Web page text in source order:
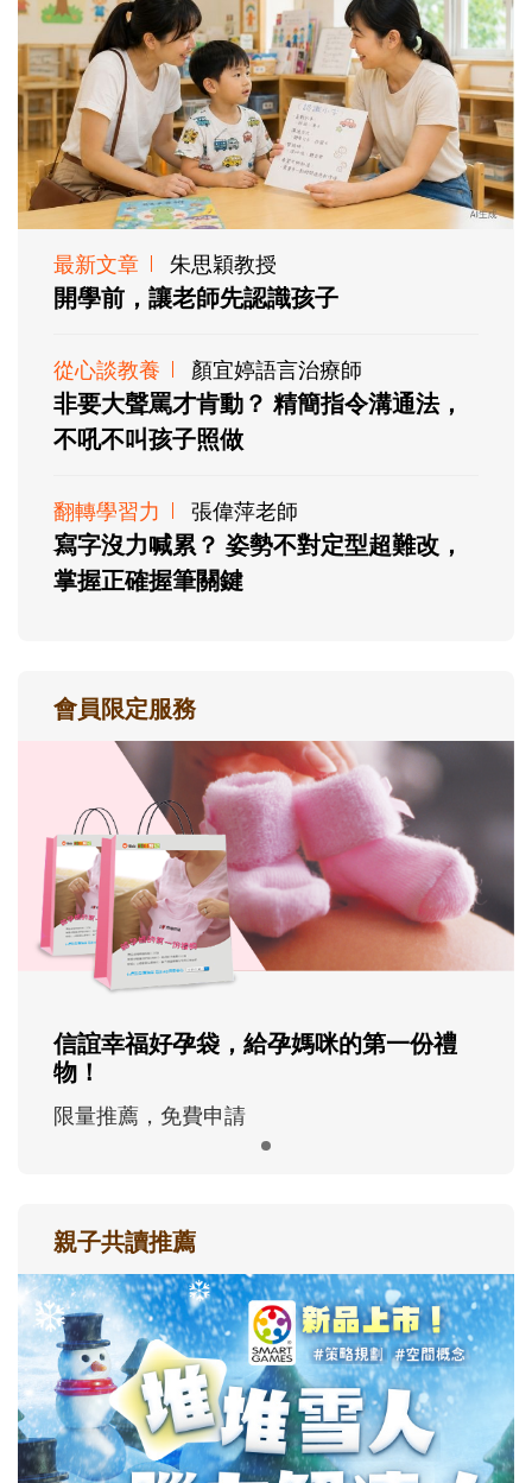
最新文章 朱思穎教授
開學前，讓老師先認識孩子
從心談教養 顏宜婷語言治療師
非要大聲罵才肯動？ 精簡指令溝通法，
不吼不叫孩子照做
翻轉學習力 張偉萍老師
寫字沒力喊累？ 姿勢不對定型超難改，
掌握正確握筆關鍵
會員限定服務
信誼幸福好孕袋，給孕媽咪的第一份禮
物！
限量推薦，免費申請
親子共讀推薦
最新活動